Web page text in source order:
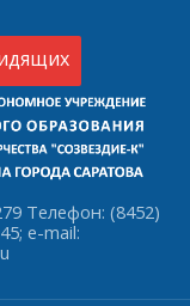
Телефон: (8452)
e-mail: